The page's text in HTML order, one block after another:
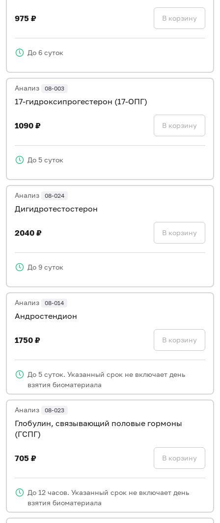
975 ₽ В корзину
До 6 суток
Анализ 08-003
17-гидроксипрогестерон (17-ОПГ)
1090 ₽ В корзину
До 5 суток
Анализ 08-024
Дигидротестостерон
2040 ₽ В корзину
До 9 суток
Анализ 08-014
Андростендион
1750 ₽ В корзину
До 5 суток. Указанный срок не включает день
взятия биоматериала
Анализ 08-023
Глобулин, связывающий половые гормоны
(ГСПГ)
705 ₽ В корзину
До 12 часов. Указанный срок не включает день
взятия биоматериала